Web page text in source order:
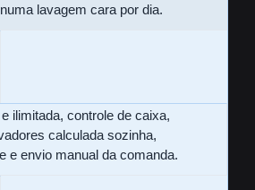
lavagem cara por dia.
ilimitada, controle de caixa,
calculada sozinha,
e envio manual da comanda.